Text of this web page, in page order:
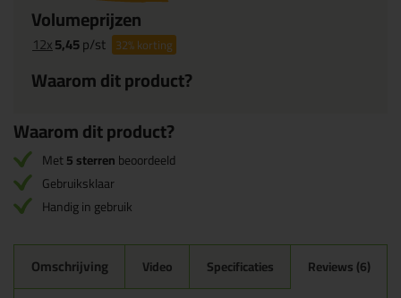
Volumeprijzen
12x5,45p/st 32%korting
Waarom dit product?
Waarom dit product?
Met5 sterrenbeoordeeld
Gebruiksklaar
Handig in gebruik
Omschrijving Video Specificaties Reviews (6)